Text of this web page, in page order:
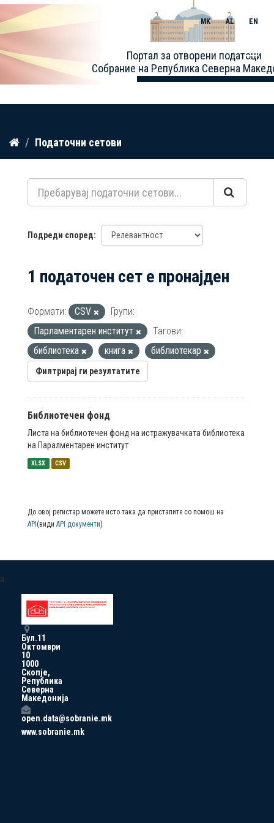
Прескокнете
содржина
Портал за отворени податоци
Собрание на Република Северна
MK AL EN
Toggle
Податочни сетови
Подреди според
1 податочен сет е пронајден
Формати: CSV
Групи:
Парламентарен институт
Тагови:
библиотека
книга библиотекар
Филтрирај ги резултатите
Библиотечен фонд
Листа на библиотечен фонд на истражувачката библиотека
на Паралментарен институт
XLSX CSV
До овој регистар можете исто така да пристапите со помош на
API (види API документи)
a
Бул.11
Октомври
10
1000
Скопје,
Република
Северна
Македонија
open.data@sobranie.mk
www.sobranie.mk